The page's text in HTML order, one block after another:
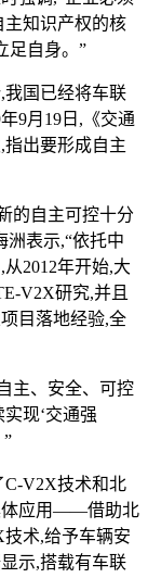
知识产权的核
足自身。”
国已经将车联
9月19日,《交通
出要形成自主
自主可控十分
洲表示,“依托中
2012年开始,大
V2X研究,并且
目落地经验,全
主、安全、可控
现‘交通强
V2X技术和北
体应用——借助北
术,给予车辆安
示,搭载有车联